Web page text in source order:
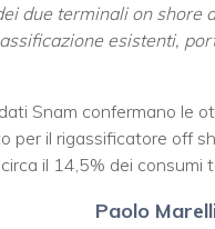
due terminali on shore
esistenti,
Snam confermano le
per il rigassificatore off
circa il 14,5% dei
Paolo